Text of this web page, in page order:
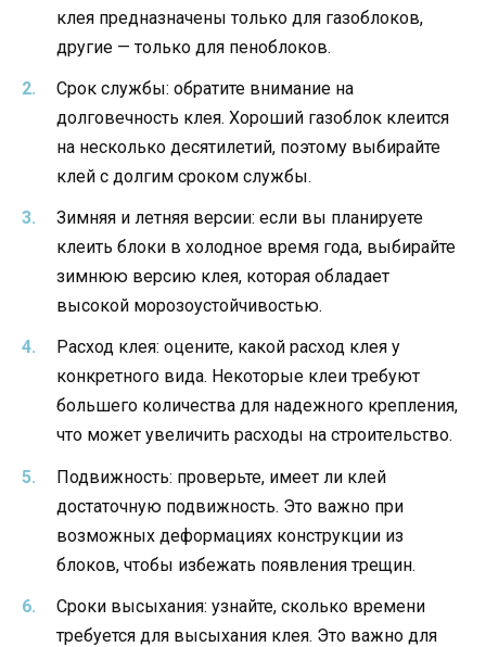
клея предназначены только для газоблоков,
другие — только для пеноблоков.
Срок службы: обратите внимание на
долговечность клея. Хороший газоблок клеится
на несколько десятилетий, поэтому выбирайте
клей с долгим сроком службы.
Зимняя и летняя версии: если вы планируете
клеить блоки в холодное время года, выбирайте
зимнюю версию клея, которая обладает
высокой морозоустойчивостью.
Расход клея: оцените, какой расход клея у
конкретного вида. Некоторые клеи требуют
большего количества для надежного крепления,
что может увеличить расходы на строительство.
Подвижность: проверьте, имеет ли клей
достаточную подвижность. Это важно при
возможных деформациях конструкции из
блоков, чтобы избежать появления трещин.
Сроки высыхания: узнайте, сколько времени
требуется для высыхания клея. Это важно для